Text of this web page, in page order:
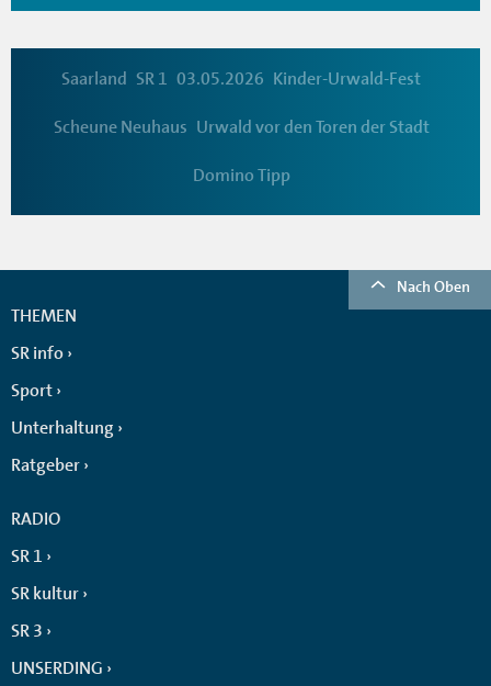
Saarland SR 1 03.05.2026 Kinder-Urwald-Fest
Scheune Neuhaus Urwald vor den Toren der Stadt
Domino Tipp
Nach Oben
THEMEN
SR info
Sport
Unterhaltung
Ratgeber
RADIO
SR 1
SR kultur
SR 3
UNSERDING